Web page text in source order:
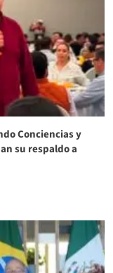
Conciencias y
su respaldo a